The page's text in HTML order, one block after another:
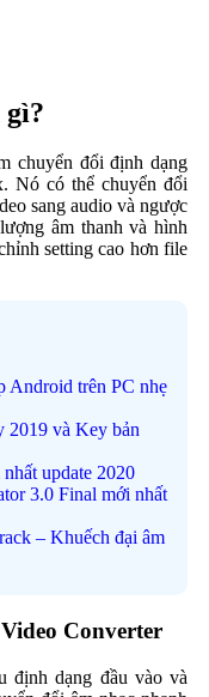
chuyển đổi định dạng
Nó có thể chuyển đổi
sang audio và ngược
âm thanh và hình
setting cao hơn file
Android trên PC nhẹ
2019 và Key bản
update 2020
3.0 Final mới nhất
– Khuếch đại âm
Converter
định dạng đầu vào và